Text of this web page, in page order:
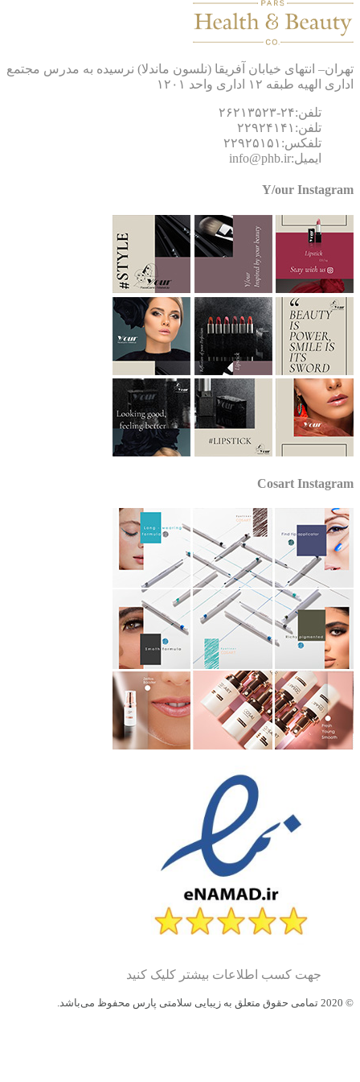
انتهای خیابان آفریقا (نلسون ماندلا) نرسیده به مدرس مجتمع
الهیه طبقه ۱۲ اداری واحد ۱۲۰۱
تلفن:۲۴-۲۶۲۱۳۵۲۳
تلفن:۲۲۹۲۴۱۴۱
تلفکس:۲۲۹۲۵۱۵۱
ایمیل:info@phb.ir
Y/our
Cosart
جهت کسب اطلاعات بیشتر کلیک کنید